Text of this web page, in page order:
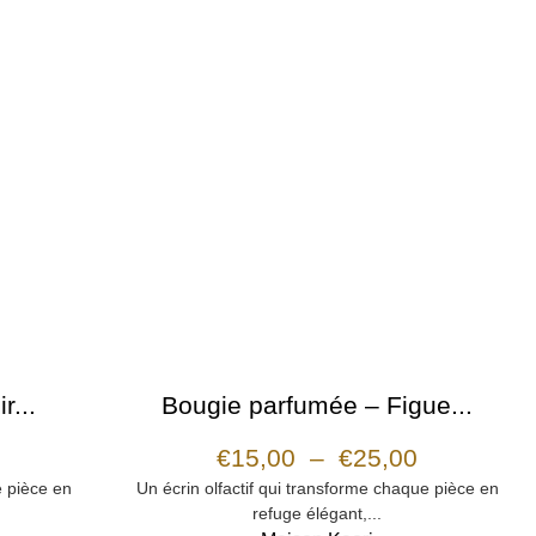
pièce en
Bougie parfumée – Figue...
€15,00 – €25,00
Un écrin olfactif qui transforme chaque pièce en
refuge élégant,...